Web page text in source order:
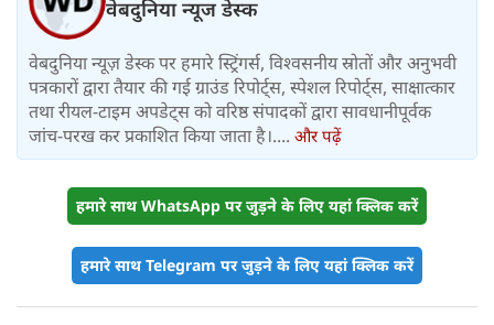
वेबदुनिया न्यूज डेस्क
वेबदुनिया न्यूज़ डेस्क पर हमारे स्ट्रिंगर्स, विश्वसनीय स्रोतों और अनुभवी
पत्रकारों द्वारा तैयार की गई ग्राउंड रिपोर्ट्स, स्पेशल रिपोर्ट्स, साक्षात्कार
तथा रीयल-टाइम अपडेट्स को वरिष्ठ संपादकों द्वारा सावधानीपूर्वक
जांच-परख कर प्रकाशित किया जाता है।.... और पढ़ें
हमारे साथ WhatsApp पर जुड़ने के लिए यहां क्लिक करें
हमारे साथ Telegram पर जुड़ने के लिए यहां क्लिक करें